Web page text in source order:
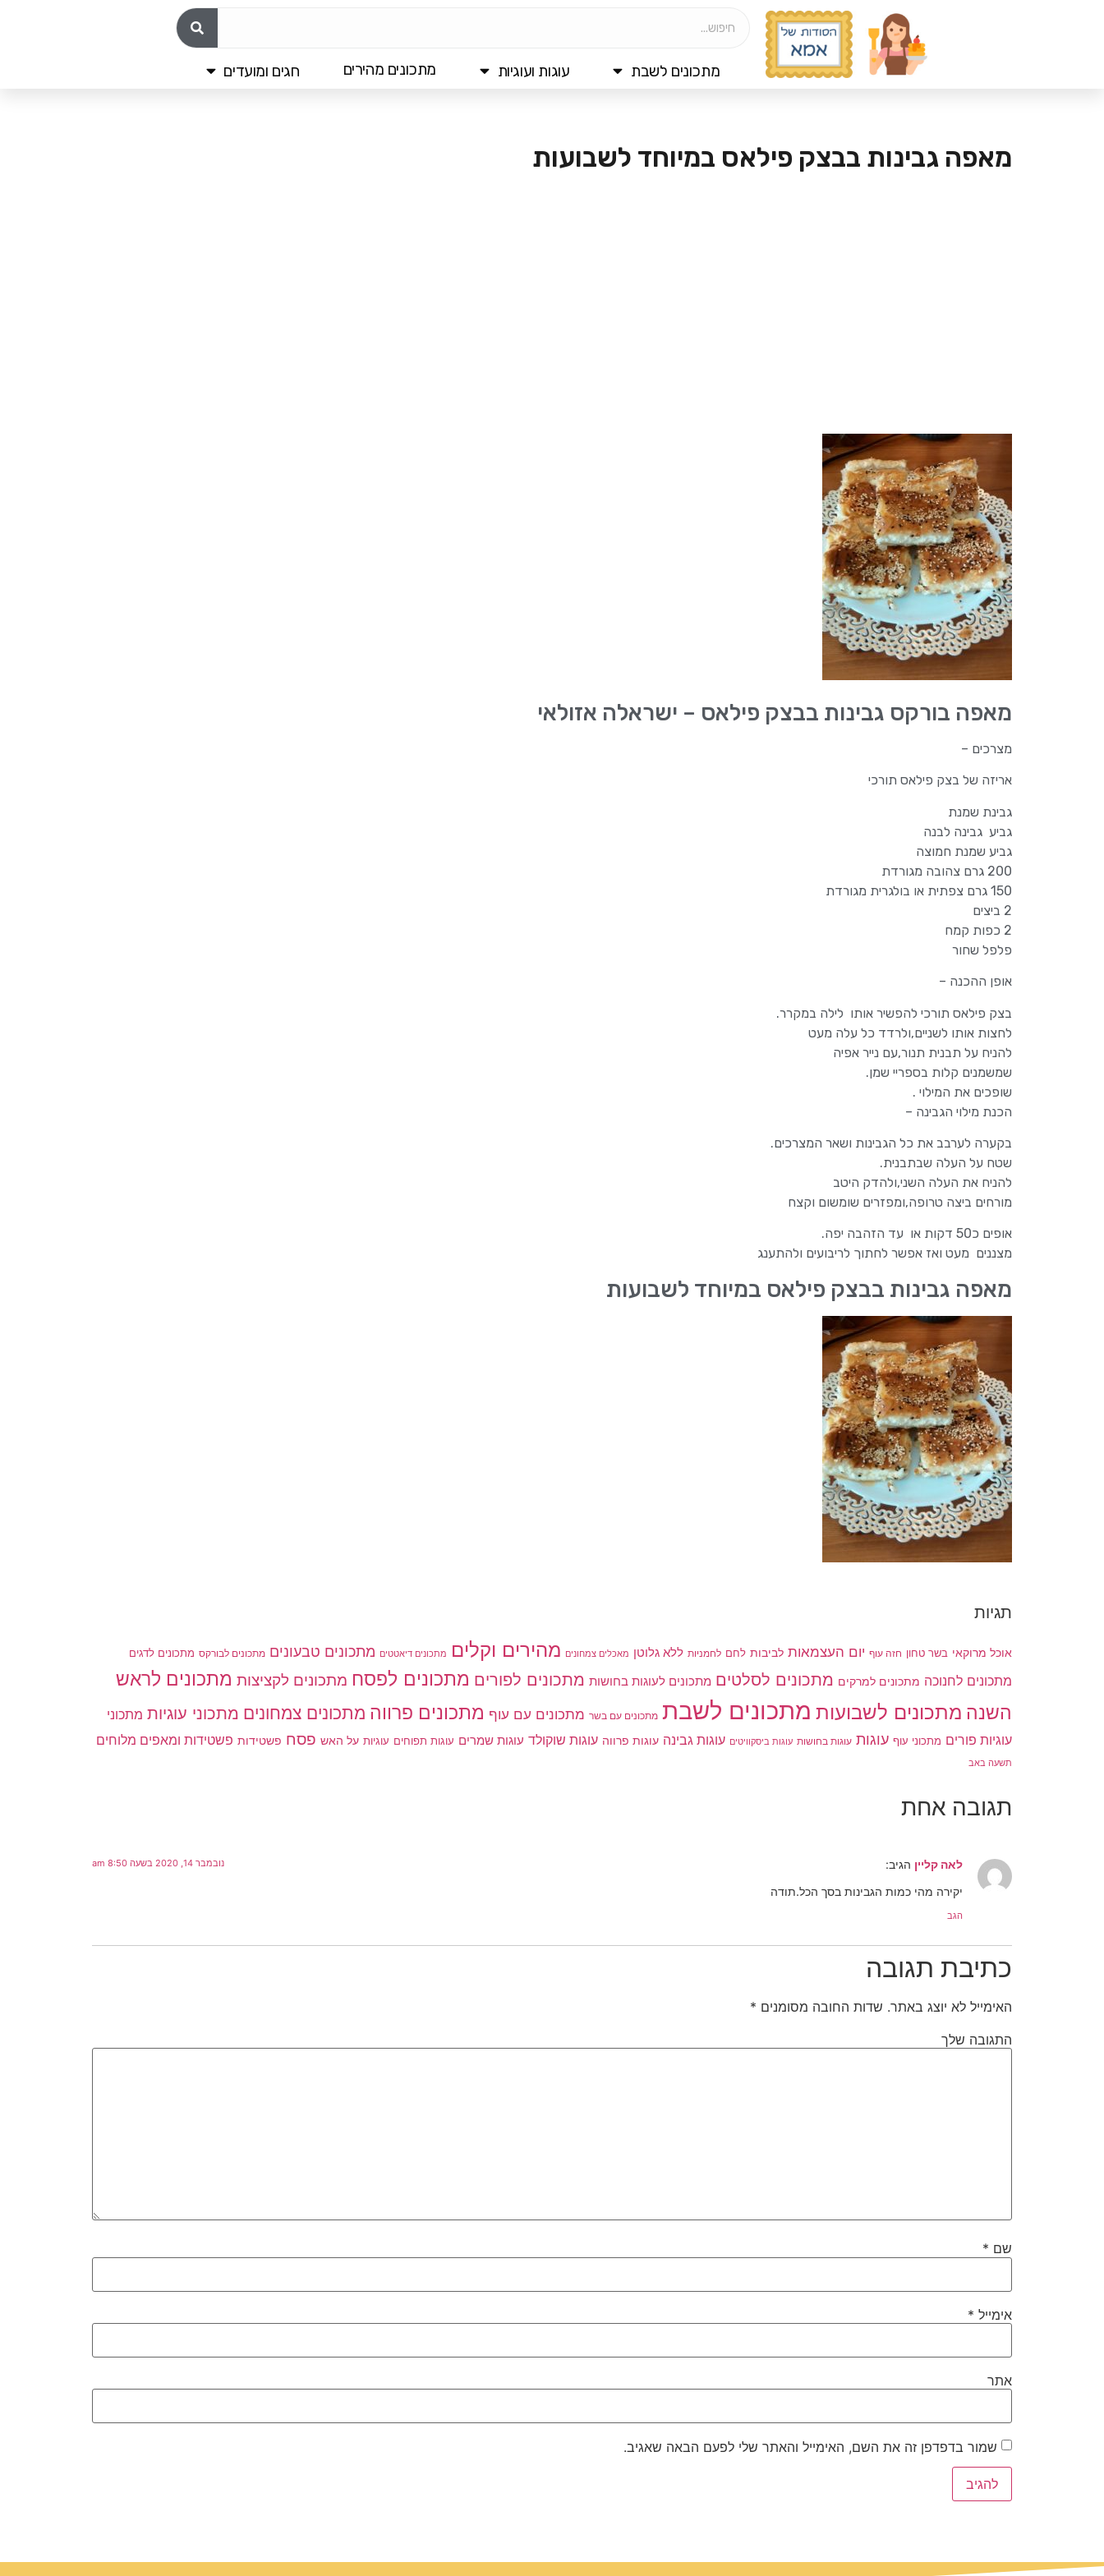
מתכונים לשבת עוגות ועוגיות מתכונים מהירים חגים ומועדים
מאפה גבינות בבצק פילאס במיוחד לשבועות
מאפה בורקס גבינות בבצק פילאס – ישראלה אזולאי
מצרכים –
אריזה של בצק פילאס תורכי
גבינת שמנת
גביע גבינה לבנה
גביע שמנת חמוצה
200 גרם צהובה מגורדת
150 גרם צפתית או בולגרית מגורדת
2 ביצים
2 כפות קמח
פלפל שחור
אופן ההכנה –
בצק פילאס תורכי להפשיר אותו לילה במקרר.
לחצות אותו לשניים,ולרדד כל עלה מעט
להניח על תבנית תנור,עם נייר אפיה
שמשמנים קלות בספריי שמן.
שופכים את המילוי .
הכנת מילוי הגבינה –
בקערה לערבב את כל הגבינות ושאר המצרכים.
שטח על העלה שבתבנית.
להניח את העלה השני,ולהדק היטב
מורחים ביצה טרופה,ומפזרים שומשום וקצח
אופים כ50 דקות או עד הזהבה יפה.
מצננים מעט ואז אפשר לחתוך לריבועים ולהתענג
מאפה גבינות בבצק פילאס במיוחד לשבועות
תגיות
אוכל מרוקאי בשר טחון חזה עוף יום העצמאות לביבות לחם לחמניות ללא גלוטן מאכלים צמחונים מהירים וקלים מתכונים דיאטטים מתכונים טבעונים מתכונים לבורקס מתכונים לדגים
מתכונים לחנוכה מתכונים למרקים מתכונים לסלטים מתכונים לעוגות בחושות מתכונים לפורים מתכונים לפסח מתכונים לקציצות מתכונים לראש
השנה מתכונים לשבועות מתכונים לשבת מתכונים עם בשר מתכונים עם עוף מתכונים פרווה מתכונים צמחונים מתכוני עוגיות מתכוני
עוגיות פורים מתכוני עוף עוגות עוגות בחושות עוגות ביסקוויטים עוגות גבינה עוגות פרווה עוגות שוקולד עוגות שמרים עוגות תפוחים עוגיות על האש פסח פשטידות פשטידות ומאפים מלוחים
תשעה באב
תגובה אחת
לאה קליין הגיב: נובמבר 14, 2020 בשעה 8:50 am
יקירה מהי כמות הגבינות בסך הכל.תודה
הגב
כתיבת תגובה
האימייל לא יוצג באתר. שדות החובה מסומנים *
התגובה שלך
שם *
אימייל *
אתר
שמור בדפדפן זה את השם, האימייל והאתר שלי לפעם הבאה שאגיב.